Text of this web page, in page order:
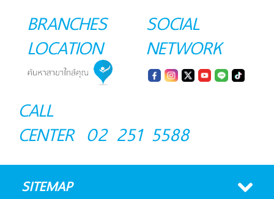
BRANCHES
LOCATION
SOCIAL
NETWORK
CALL
CENTER 02 251 5588
SITEMAP